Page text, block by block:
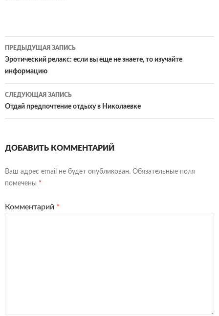
Навигация
по
записям
ПРЕДЫДУЩАЯ ЗАПИСЬ
Эротический релакс: если вы еще не знаете, то изучайте
информацию
СЛЕДУЮЩАЯ ЗАПИСЬ
Отдай предпочтение отдыху в Николаевке
ДОБАВИТЬ КОММЕНТАРИЙ
Ваш адрес email не будет опубликован. Обязательные поля
помечены *
Комментарий *